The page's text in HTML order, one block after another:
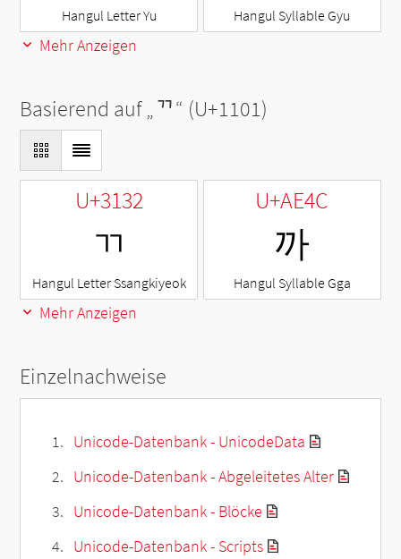
Hangul Letter Yu Hangul Syllable Gyu
Mehr Anzeigen
Basierend auf „ᄁ“ (U+1101)
U+3132
ㄲ
Hangul Letter Ssangkiyeok
U+AE4C
까
Hangul Syllable Gga
Mehr Anzeigen
Einzelnachweise
Unicode-Datenbank - UnicodeData
Unicode-Datenbank - Abgeleitetes Alter
Unicode-Datenbank - Blöcke
Unicode-Datenbank - Scripts